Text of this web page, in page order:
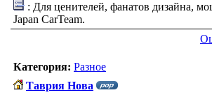
: Для ценителей, фанатов дизайна,
Japan CarTeam.
Категория: Разное
Таврия Нова